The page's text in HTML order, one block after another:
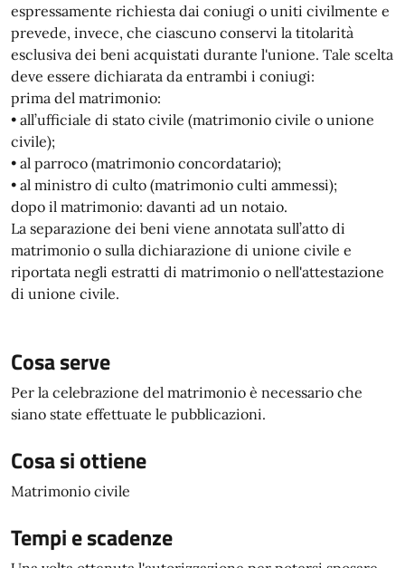
espressamente richiesta dai coniugi o uniti civilmente e
prevede, invece, che ciascuno conservi la titolarità
esclusiva dei beni acquistati durante l'unione. Tale scelta
deve essere dichiarata da entrambi i coniugi:
prima del matrimonio:
• all’ufficiale di stato civile (matrimonio civile o unione
civile);
• al parroco (matrimonio concordatario);
• al ministro di culto (matrimonio culti ammessi);
dopo il matrimonio: davanti ad un notaio.
La separazione dei beni viene annotata sull’atto di
matrimonio o sulla dichiarazione di unione civile e
riportata negli estratti di matrimonio o nell'attestazione
di unione civile.
Cosa serve
Per la celebrazione del matrimonio è necessario che
siano state effettuate le pubblicazioni.
Cosa si ottiene
Matrimonio civile
Tempi e scadenze